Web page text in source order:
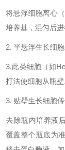
将悬浮细胞离心（
培养基，混匀后进
2. 半悬浮生长细
3.此类细胞（如
打法使细胞从瓶壁
3. 贴壁生长细胞传
去除瓶内培养液
覆盖整个瓶底为